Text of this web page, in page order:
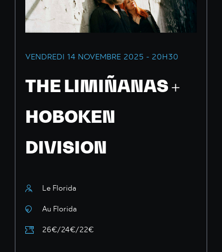
VENDREDI 14 NOVEMBRE 2025 - 20H30
THE LIMIÑANAS +
HOBOKEN
DIVISION
Le Florida
Au Florida
26€/24€/22€